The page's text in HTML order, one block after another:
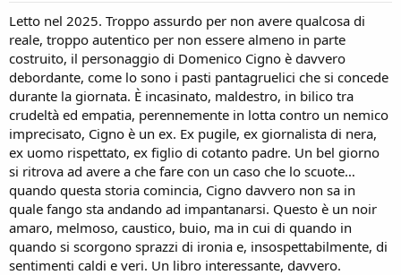
Letto nel 2025. Troppo assurdo per non avere qualcosa di
reale, troppo autentico per non essere almeno in parte
costruito, il personaggio di Domenico Cigno è davvero
debordante, come lo sono i pasti pantagruelici che si concede
durante la giornata. È incasinato, maldestro, in bilico tra
crudeltà ed empatia, perennemente in lotta contro un nemico
imprecisato, Cigno è un ex. Ex pugile, ex giornalista di nera,
ex uomo rispettato, ex figlio di cotanto padre. Un bel giorno
si ritrova ad avere a che fare con un caso che lo scuote…
quando questa storia comincia, Cigno davvero non sa in
quale fango sta andando ad impantanarsi. Questo è un noir
amaro, melmoso, caustico, buio, ma in cui di quando in
quando si scorgono sprazzi di ironia e, insospettabilmente, di
sentimenti caldi e veri. Un libro interessante, davvero.